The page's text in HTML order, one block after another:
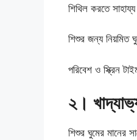
শিথিল করতে
শিশুর জন্য নিয়মিত
পরিবেশ ও স্ক্রিন
২।
শিশুর ঘুমের মানের